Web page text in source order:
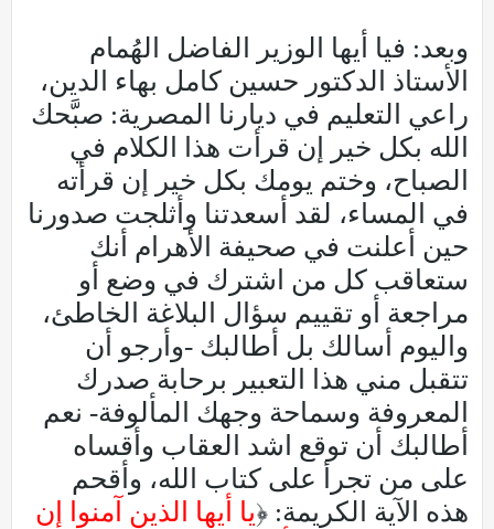
وبعد: فيا أيها الوزير الفاضل الهُمام
الأستاذ الدكتور حسين كامل بهاء الدين،
راعي التعليم في ديارنا المصرية: صبَّحك
الله بكل خير إن قرأت هذا الكلام في
الصباح، وختم يومك بكل خير إن قرأته
في المساء، لقد أسعدتنا وأثلجت صدورنا
حين أعلنت في صحيفة الأهرام أنك
ستعاقب كل من اشترك في وضع أو
مراجعة أو تقييم سؤال البلاغة الخاطئ،
واليوم أسالك بل أطالبك -وأرجو أن
تتقبل مني هذا التعبير برحابة صدرك
المعروفة وسماحة وجهك المألوفة- نعم
أطالبك أن توقع اشد العقاب وأقساه
على من تجرأ على كتاب الله، وأقحم
هذه الآية الكريمة: ﴿يا أيها الذين آمنوا إن